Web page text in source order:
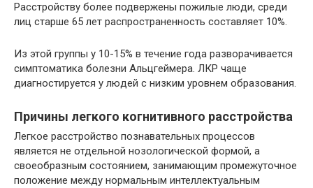
Расстройству более подвержены пожилые люди, среди
лиц старше 65 лет распространенность составляет 10%.
Из этой группы у 10-15% в течение года разворачивается
симптоматика болезни Альцгеймера. ЛКР чаще
диагностируется у людей с низким уровнем образования.
Причины легкого когнитивного расстройства
Легкое расстройство познавательных процессов
является не отдельной нозологической формой, а
своеобразным состоянием, занимающим промежуточное
положение между нормальным интеллектуальным